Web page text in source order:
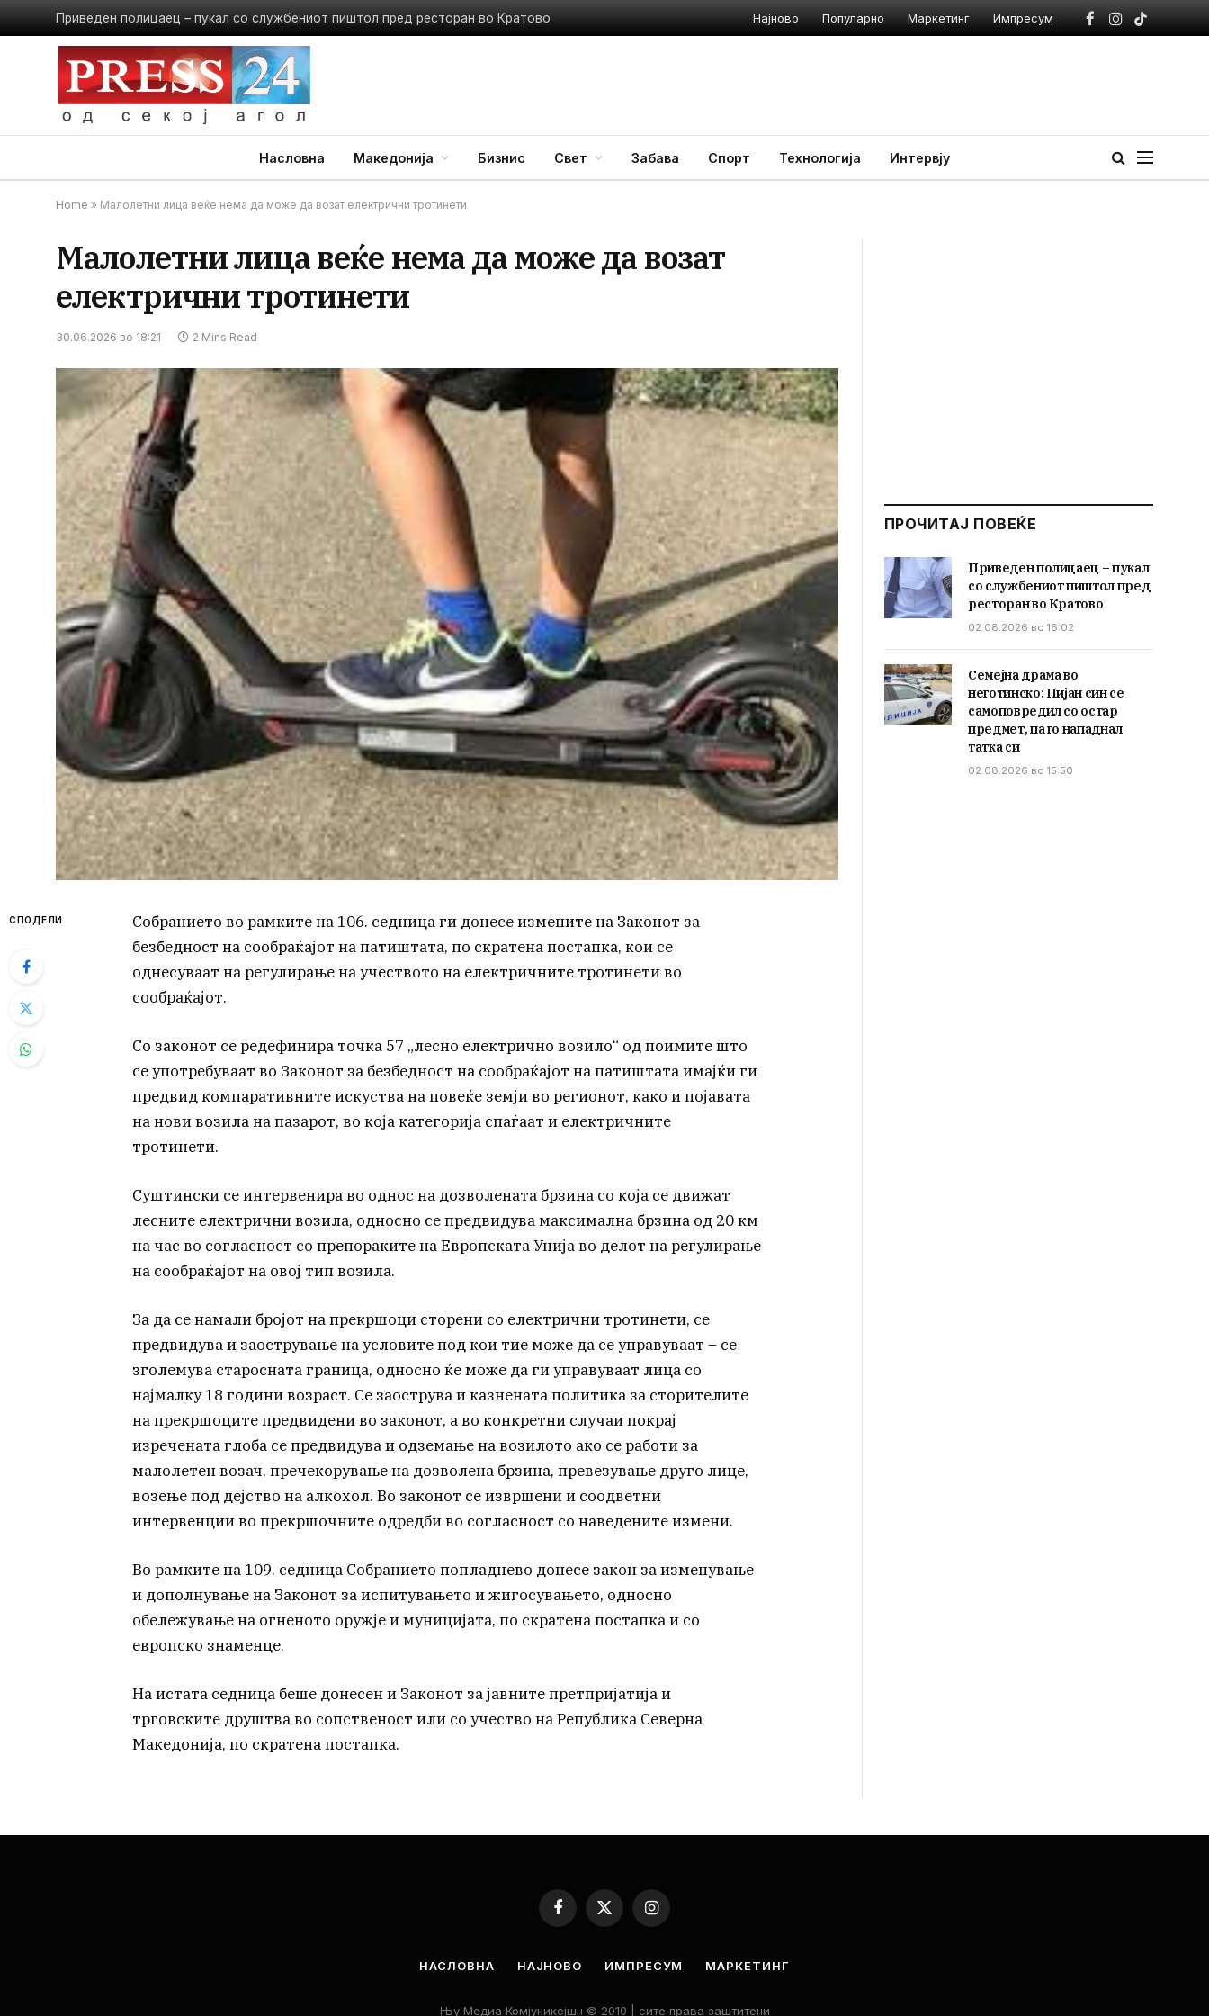
Приведен полицаец – пукал со службениот пиштол пред ресторан во Кратово Најново Популарно Маркетинг Импресум
Facebook
Instagram
TikTok
Насловна Македонија Бизнис Свет Забава Спорт Технологија Интервју
Home » Малолетни лица веќе нема да може да возат електрични тротинети
Малолетни лица веќе нема да може да возат
електрични тротинети
30.06.2026 во 18:21 2 Mins Read
СПОДЕЛИ
Собранието во рамките на 106. седница ги донесе измените на Законот за
безбедност на сообраќајот на патиштата, по скратена постапка, кои се
однесуваат на регулирање на учеството на електричните тротинети во
сообраќајот.
Со законот се редефинира точка 57 „лесно електрично возило“ од поимите што
се употребуваат во Законот за безбедност на сообраќајот на патиштата имајќи ги
предвид компаративните искуства на повеќе земји во регионот, како и појавата
на нови возила на пазарот, во која категорија спаѓаат и електричните
тротинети.
Суштински се интервенира во однос на дозволената брзина со која се движат
лесните електрични возила, односно се предвидува максимална брзина од 20 км
на час во согласност со препораките на Европската Унија во делот на регулирање
на сообраќајот на овој тип возила.
За да се намали бројот на прекршоци сторени со електрични тротинети, се
предвидува и заострување на условите под кои тие може да се управуваат – се
зголемува старосната граница, односно ќе може да ги управуваат лица со
најмалку 18 години возраст. Се заострува и казнената политика за сторителите
на прекршоците предвидени во законот, а во конкретни случаи покрај
изречената глоба се предвидува и одземање на возилото ако се работи за
малолетен возач, пречекорување на дозволена брзина, превезување друго лице,
возење под дејство на алкохол. Во законот се извршени и соодветни
интервенции во прекршочните одредби во согласност со наведените измени.
Во рамките на 109. седница Собранието попладнево донесе закон за изменување
и дополнување на Законот за испитувањето и жигосувањето, односно
обележување на огненото оружје и муницијата, по скратена постапка и со
европско знаменце.
На истата седница беше донесен и Законот за јавните претпријатија и
трговските друштва во сопственост или со учество на Република Северна
Македонија, по скратена постапка.
ПРОЧИТАЈ ПОВЕЌЕ
Приведен полицаец – пукал
со службениот пиштол пред
ресторан во Кратово
02.08.2026 во 16:02
Семејна драма во
неготинско: Пијан син се
самоповредил со остар
предмет, па го нападнал
татка си
02.08.2026 во 15:50
Facebook
X
Instagram
НАСЛОВНА НАЈНОВО ИМПРЕСУМ МАРКЕТИНГ
Њу Медиа Комјуникејшн © 2010 | сите права заштитени